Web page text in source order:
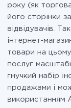
року (як
його сторінки
відвідувачів.
інтернет-
товари на
послуг
гнучкий набір
продажами і
використанням